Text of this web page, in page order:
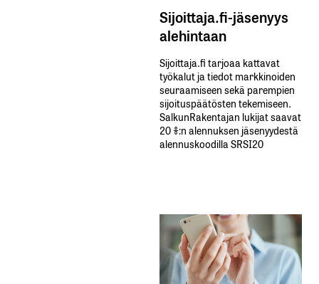
Sijoittaja.fi-jäsenyys
alehintaan
Sijoittaja.fi tarjoaa kattavat
työkalut ja tiedot markkinoiden
seuraamiseen sekä parempien
sijoituspäätösten tekemiseen.
SalkunRakentajan lukijat saavat
20 %:n alennuksen jäsenyydestä
alennuskoodilla SRSI20